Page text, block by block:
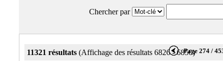
Chercher par
11321 résultats (Affichage des résultats 6826 - 6850)Page 274 /